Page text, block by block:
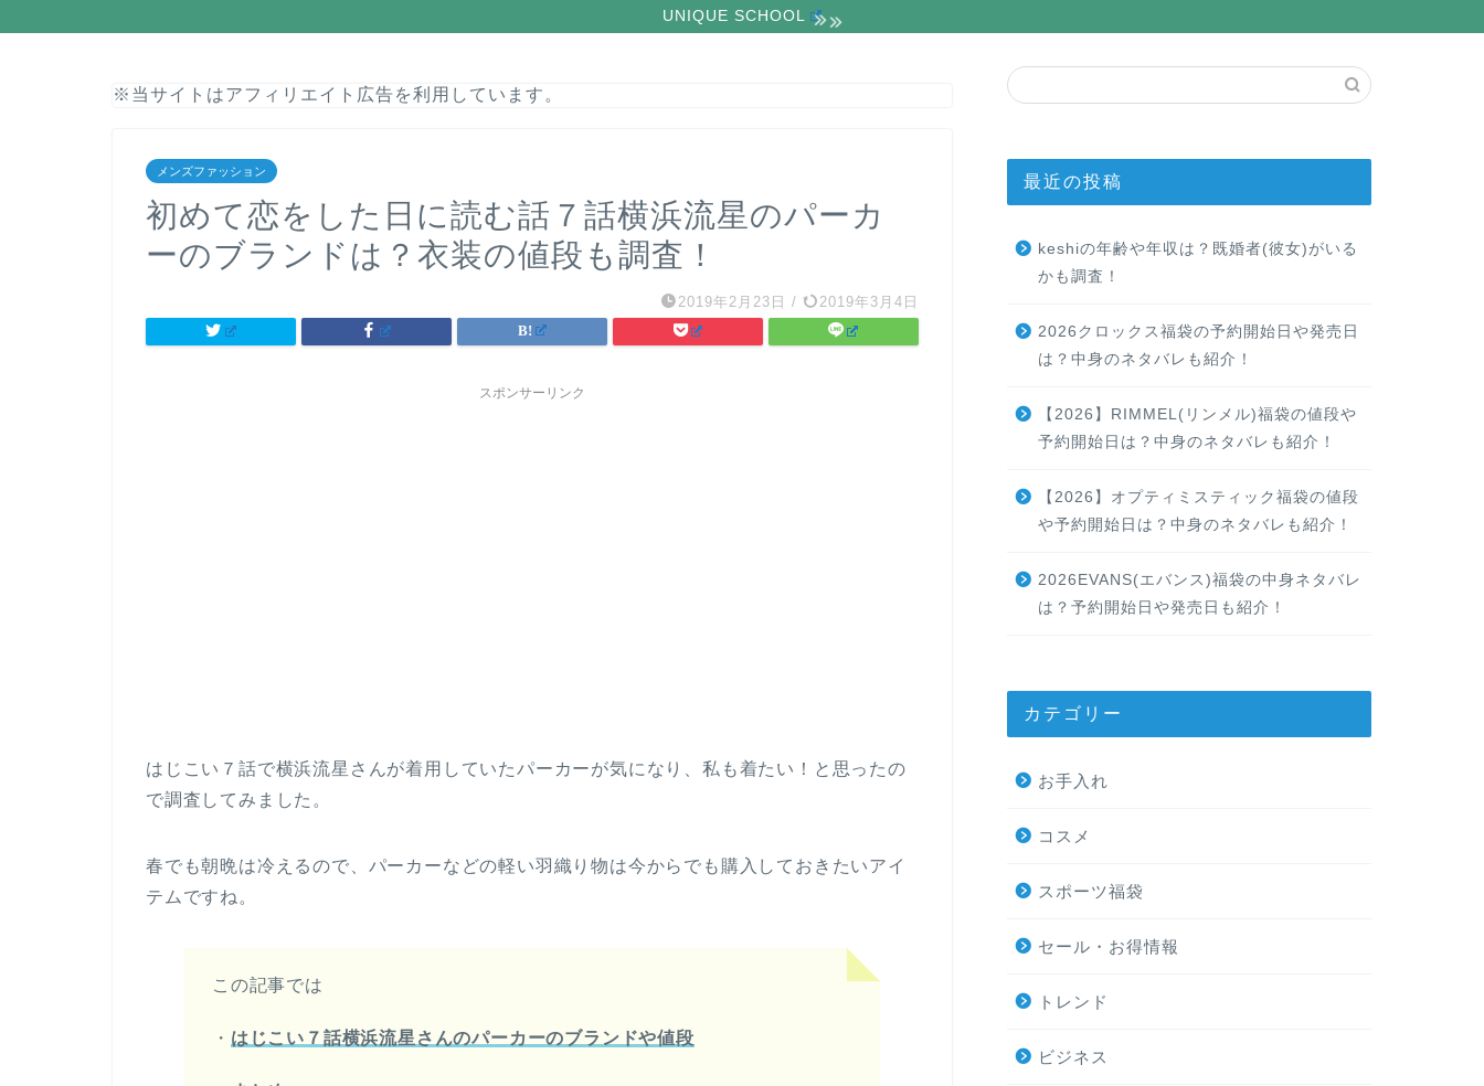
UNIQUE SCHOOL
※当サイトはアフィリエイト広告を利用しています。
メンズファッション
初めて恋をした日に読む話７話横浜流星のパーカ
ーのブランドは？衣装の値段も調査！
2019年2月23日 / 2019年3月4日
スポンサーリンク
はじこい７話で横浜流星さんが着用していたパーカーが気になり、私も着たい！と思ったの
で調査してみました。
春でも朝晩は冷えるので、パーカーなどの軽い羽織り物は今からでも購入しておきたいアイ
テムですね。
この記事では
・ はじこい７話横浜流星さんのパーカーのブランドや値段
最近の投稿
keshiの年齢や年収は？既婚者(彼女)がいる
かも調査！
2026クロックス福袋の予約開始日や発売日
は？中身のネタバレも紹介！
【2026】RIMMEL(リンメル)福袋の値段や
予約開始日は？中身のネタバレも紹介！
【2026】オプティミスティック福袋の値段
や予約開始日は？中身のネタバレも紹介！
2026EVANS(エバンス)福袋の中身ネタバレ
は？予約開始日や発売日も紹介！
カテゴリー
お手入れ
コスメ
スポーツ福袋
セール・お得情報
トレンド
ビジネス